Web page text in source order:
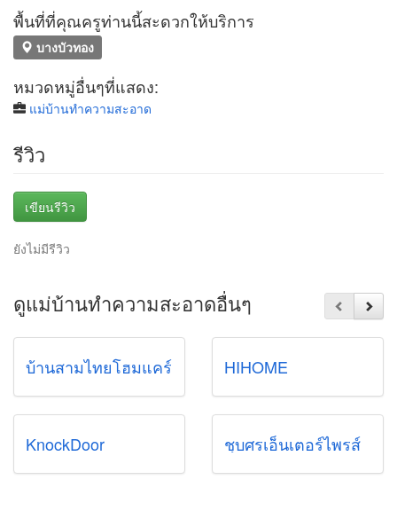
พื้นที่ที่คุณครูท่านนี้สะดวกให้บริการ
บางบัวทอง
หมวดหมู่อื่นๆที่แสดง:
แม่บ้านทําความสะอาด
รีวิว
เขียนรีวิว
ยังไม่มีรีวิว
ดูแม่บ้านทําความสะอาดอื่นๆ
บ้านสามไทยโฮมแคร์ HIHOME
KnockDoor ชุบศรเอ็นเตอร์ไพรส์